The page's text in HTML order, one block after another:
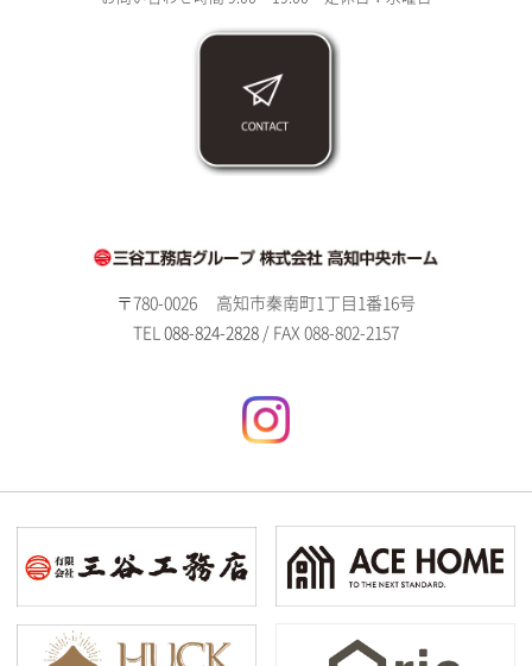
〒780-0026
高知市秦南町1丁目1番16号
TEL 088-824-2828 / FAX 088-802-2157